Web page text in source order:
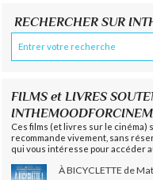
RECHERCHER SUR
FILMS et LIVRES
Ces films (et livres sur le cinéma)
recommande vivement, sans
qui vous intéresse pour accéder
À BICYCLETTE de